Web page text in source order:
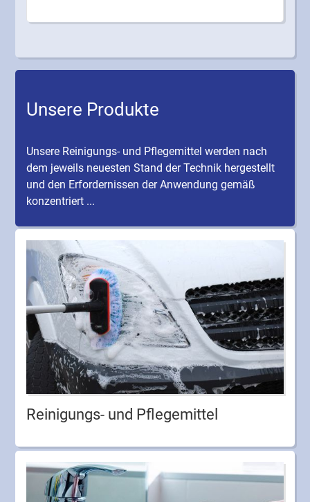
Unsere Produkte
Unsere Reinigungs- und Pflegemittel werden nach
dem jeweils neuesten Stand der Technik hergestellt
und den Erfordernissen der Anwendung gemäß
konzentriert ...
Reinigungs- und Pflegemittel